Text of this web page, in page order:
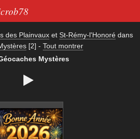
des Plainvaux et St-Rémy-l'Honoré dans
[2] - Tout montrer
Mystères
